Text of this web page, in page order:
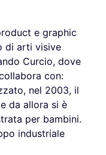
e graphic
di arti visive
Curcio, dove
con:
nel 2003, il
da allora si è
per bambini.
industriale